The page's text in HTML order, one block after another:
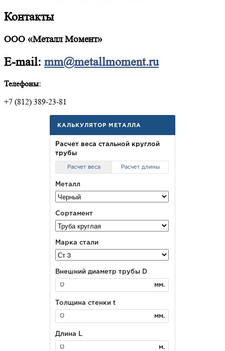
Контакты
ООО «Металл Момент»
E-mail: mm@metallmoment.ru
Телефоны:
+7 (812) 389-23-81